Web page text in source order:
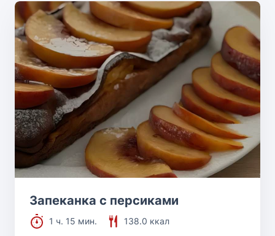
Запеканка с персиками
1 ч. 15 мин.
138.0 ккал